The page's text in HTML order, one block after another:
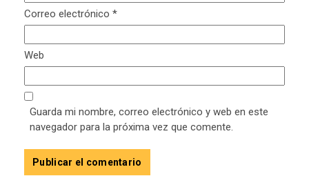
Correo electrónico *
Web
Guarda mi nombre, correo electrónico y web en este
navegador para la próxima vez que comente.